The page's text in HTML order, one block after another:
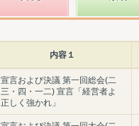
内容１
宣言および決議 第一回総会(二
三・四・一二) 宣言「経営者よ
正しく強かれ」